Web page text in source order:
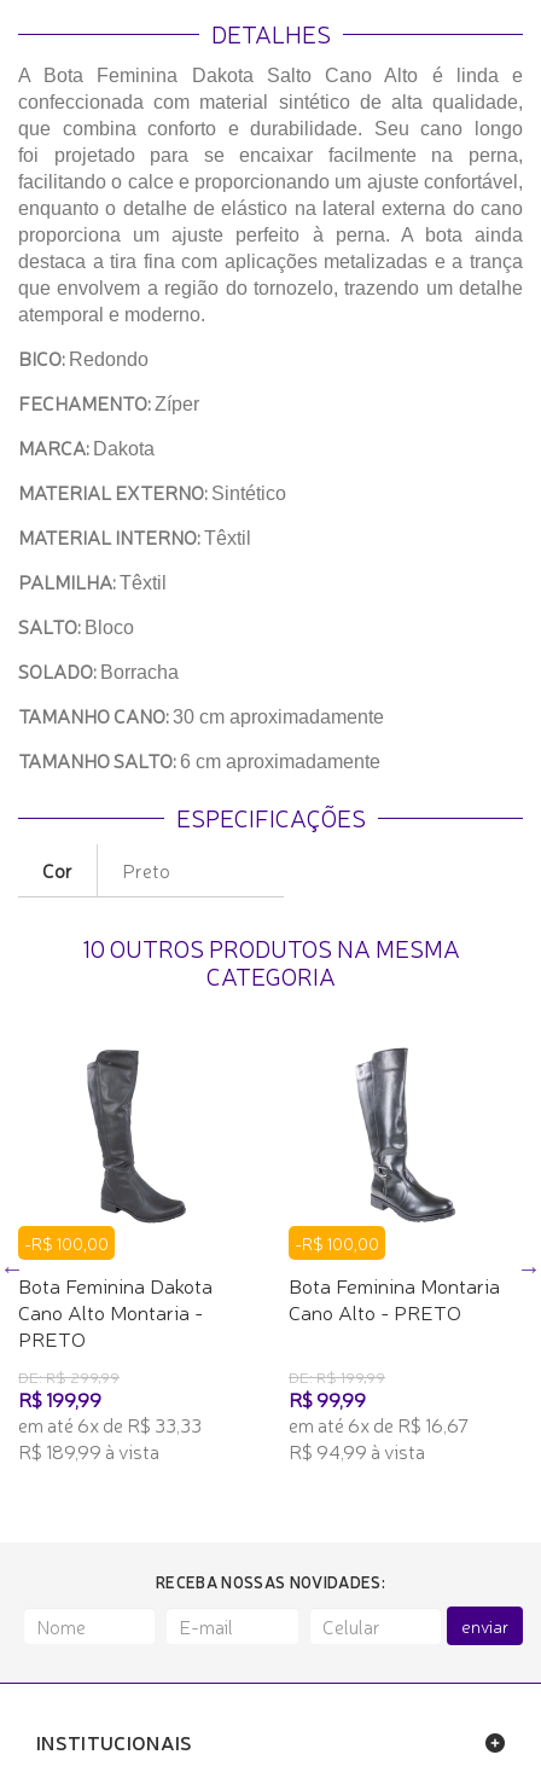
DETALHES
A Bota Feminina Dakota Salto Cano Alto é linda e
confeccionada com material sintético de alta qualidade,
que combina conforto e durabilidade. Seu cano longo
foi projetado para se encaixar facilmente na perna,
facilitando o calce e proporcionando um ajuste confortável,
enquanto o detalhe de elástico na lateral externa do cano
proporciona um ajuste perfeito à perna. A bota ainda
destaca a tira fina com aplicações metalizadas e a trança
que envolvem a região do tornozelo, trazendo um detalhe
atemporal e moderno.
BICO: Redondo
FECHAMENTO:Zíper
MARCA: Dakota
MATERIAL EXTERNO: Sintético
MATERIAL INTERNO:Têxtil
PALMILHA:Têxtil
SALTO: Bloco
SOLADO: Borracha
TAMANHO CANO:30 cm aproximadamente
TAMANHO SALTO:6 cm aproximadamente
ESPECIFICAÇÕES
Cor Preto
10 OUTROS PRODUTOS NA MESMA
CATEGORIA
-R$ 100,00
Bota Feminina Dakota
Cano Alto Montaria -
PRETO
DE: R$ 299,99
R$ 199,99
em até 6x de R$ 33,33
R$ 189,99 à vista
-R$ 100,00
Bota Feminina Montaria
Cano Alto - PRETO
DE: R$ 199,99
R$ 99,99
em até 6x de R$ 16,67
R$ 94,99 à vista
RECEBA NOSSAS NOVIDADES:
enviar
INSTITUCIONAIS